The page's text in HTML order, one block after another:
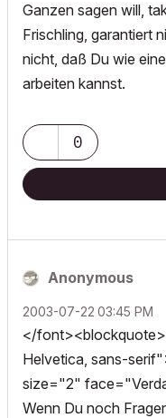
Ganzen sagen will,
Frischling, garantiert
nicht, daß Du wie
arbeiten kannst.
0
Anonymous
‎2003-07-22 03:45 PM
</
Helvetica, sans-
size="2"
Wenn Du noch